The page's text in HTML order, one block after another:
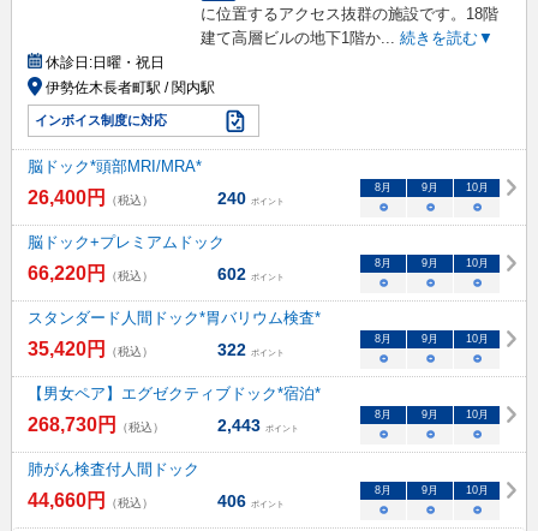
に位置するアクセス抜群の施設です。18階
建て高層ビルの地下1階か... 続きを読む▼
休診日:日曜・祝日
伊勢佐木長者町駅 / 関内駅
インボイス制度に対応
脳ドック*頭部MRI/MRA*
26,400円 （税込） 240 ポイント
8 月 9 月 10月
○ ○ ○
脳ドック+プレミアムドック
66,220円 （税込） 602 ポイント
8 月 9 月 10月
○ ○ ○
スタンダード人間ドック*胃バリウム検査*
35,420円 （税込） 322 ポイント
8 月 9 月 10月
○ ○ ○
【男女ペア】エグゼクティブドック*宿泊*
268,730円 （税込） 2,443 ポイント
8 月 9 月 10月
○ ○ ○
肺がん検査付人間ドック
44,660円 （税込） 406 ポイント
8 月 9 月 10月
○ ○ ○